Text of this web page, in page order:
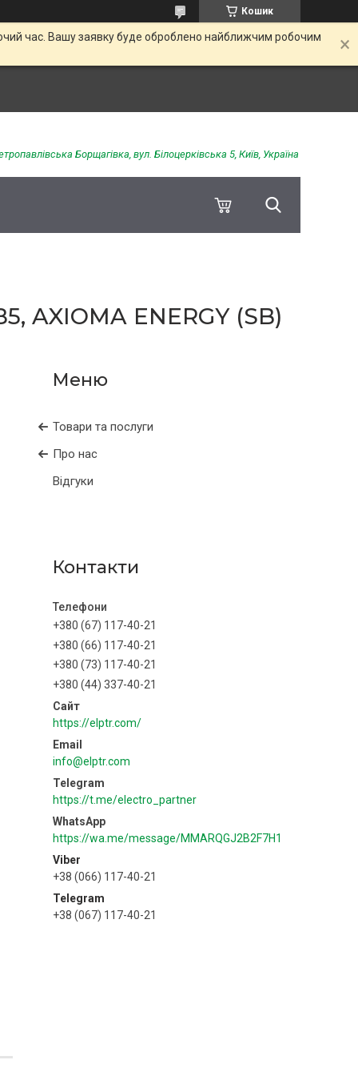
Кошик
час. Вашу заявку буде оброблено найближчим робочим
Борщагівка, вул. Білоцерківська 5, Київ, Україна
ENERGY (SB)
Товари та послуги
Про нас
Відгуки
Контакти
+380 (67) 117-40-21
+380 (66) 117-40-21
+380 (73) 117-40-21
+380 (44) 337-40-21
https://elptr.com/
info@elptr.com
https://t.me/electro_partner
https://wa.me/message/MMARQGJ2B2F7H1
Viber
+38 (066) 117-40-21
Telegram
+38 (067) 117-40-21